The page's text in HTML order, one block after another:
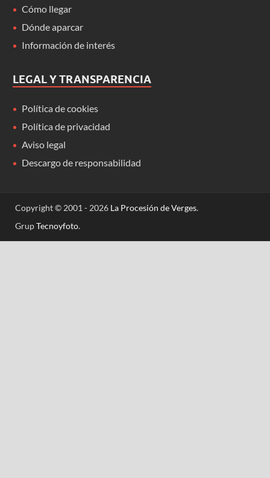
Cómo llegar
Dónde aparcar
Información de interés
LEGAL Y TRANSPARENCIA
Política de cookies
Política de privacidad
Aviso legal
Descargo de responsabilidad
Copyright © 2001 - 2026 La Procesión de Verges.
GrupTecnoyfoto.